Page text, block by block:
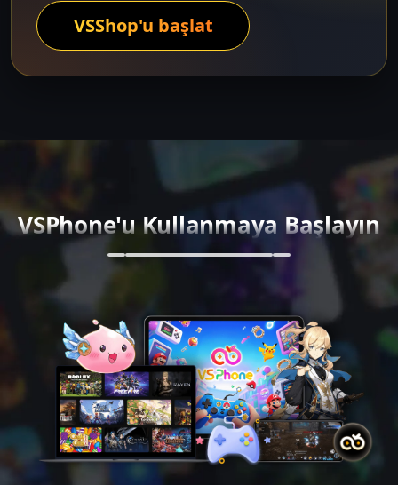
VSShop'u başlat
VSPhone'u Kullanmaya Başlayın